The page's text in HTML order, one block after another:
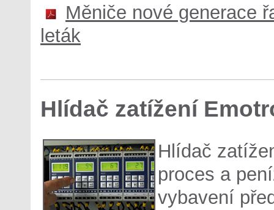
Měniče nové generace
leták
Hlídač zatížení
Hlídač
proces a
vybavení